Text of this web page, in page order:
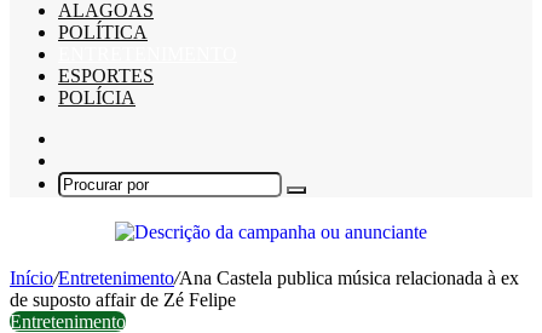
ALAGOAS
POLÍTICA
ESPORTES
POLÍCIA
skin
Procurar
Início/Entretenimento/Ana Castela publica música relacionada à ex
de suposto affair de Zé Felipe
Entretenimento